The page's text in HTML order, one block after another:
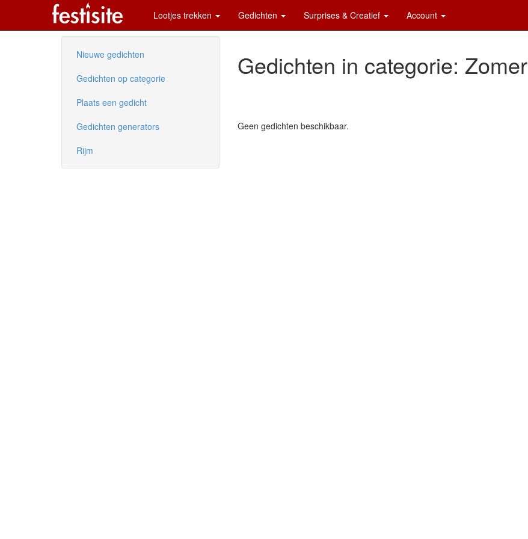
Lootjes trekken Gedichten Surprises & Creatief Account
Nieuwe gedichten
Gedichten op categorie
Plaats een gedicht
Gedichten generators
Rijm
Gedichten in categorie: Zomer
Geen gedichten beschikbaar.